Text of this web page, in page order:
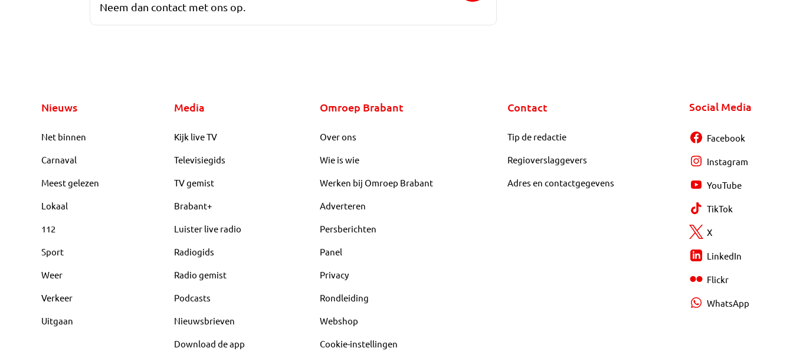
Neem dan contact met ons op.
Nieuws
Net binnen
Carnaval
Meest gelezen
Lokaal
112
Sport
Weer
Verkeer
Uitgaan
Media
Kijk live TV
Televisiegids
TV gemist
Brabant+
Luister live radio
Radiogids
Radio gemist
Podcasts
Nieuwsbrieven
Download de app
Omroep Brabant
Over ons
Wie is wie
Werken bij Omroep Brabant
Adverteren
Persberichten
Panel
Privacy
Rondleiding
Webshop
Cookie-instellingen
Contact
Tip de redactie
Regioverslaggevers
Adres en contactgegevens
Social Media
Facebook
Instagram
YouTube
TikTok
X
LinkedIn
Flickr
WhatsApp